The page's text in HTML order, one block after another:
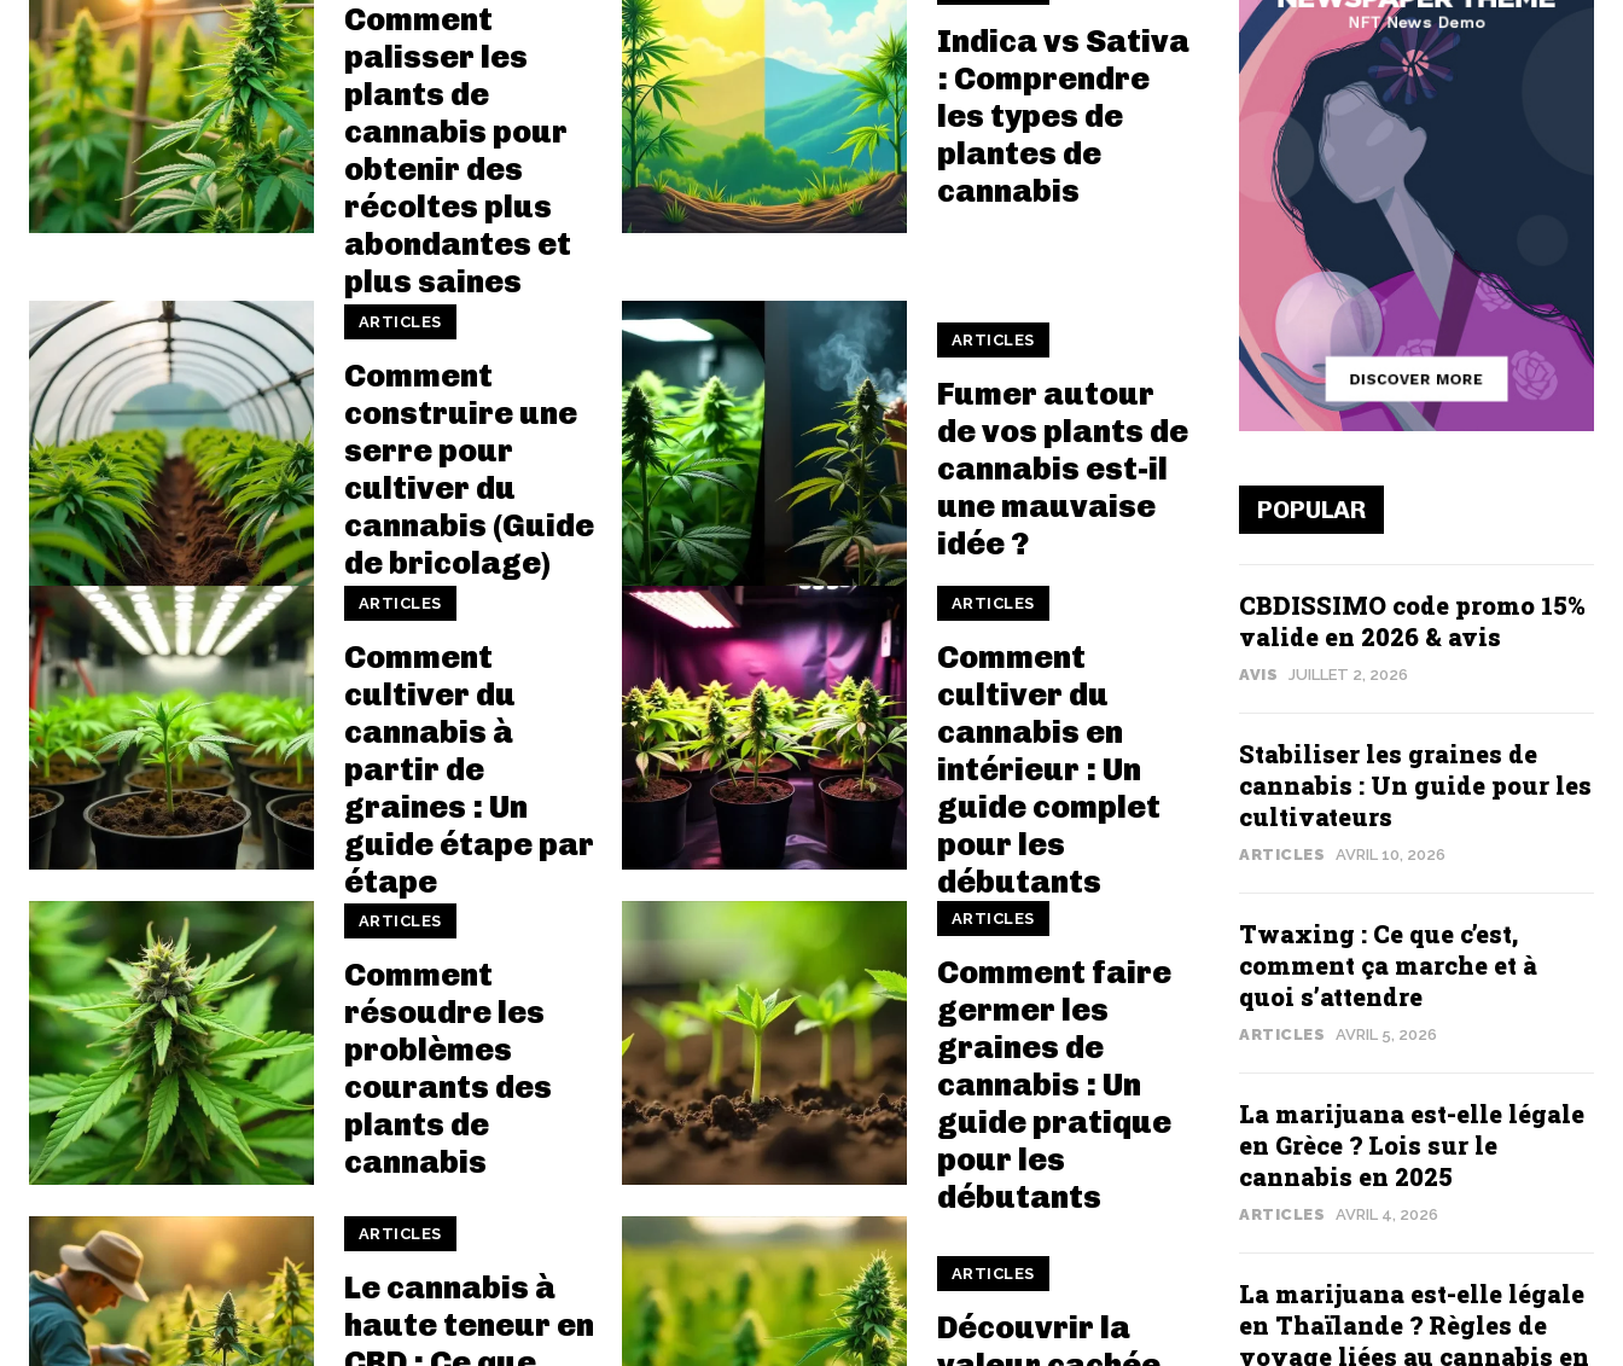
Comment
palisser les
plants de
cannabis pour
obtenir des
récoltes plus
abondantes et
plus saines
Indica vs Sativa
: Comprendre
les types de
plantes de
cannabis
ARTICLES
Comment
construire une
serre pour
cultiver du
cannabis (Guide
de bricolage)
ARTICLES
Fumer autour
de vos plants de
cannabis est-il
une mauvaise
idée ?
ARTICLES
Comment
cultiver du
cannabis à
partir de
graines : Un
guide étape par
étape
ARTICLES
Comment
cultiver du
cannabis en
intérieur : Un
guide complet
pour les
débutants
ARTICLES
Comment
résoudre les
problèmes
courants des
plants de
cannabis
ARTICLES
Comment faire
germer les
graines de
cannabis : Un
guide pratique
pour les
débutants
ARTICLES
Le cannabis à
haute teneur en
ARTICLES
Découvrir la
POPULAR
CBDISSIMO code promo 15%
valide en 2026 & avis
AVIS JUILLET 2, 2026
Stabiliser les graines de
cannabis : Un guide pour les
cultivateurs
ARTICLES AVRIL 10, 2026
Twaxing : Ce que c’est,
comment ça marche et à
quoi s’attendre
ARTICLES AVRIL 5, 2026
La marijuana est-elle légale
en Grèce ? Lois sur le
cannabis en 2025
ARTICLES AVRIL 4, 2026
La marijuana est-elle légale
en Thaïlande ? Règles de
voyage liées au cannabis en